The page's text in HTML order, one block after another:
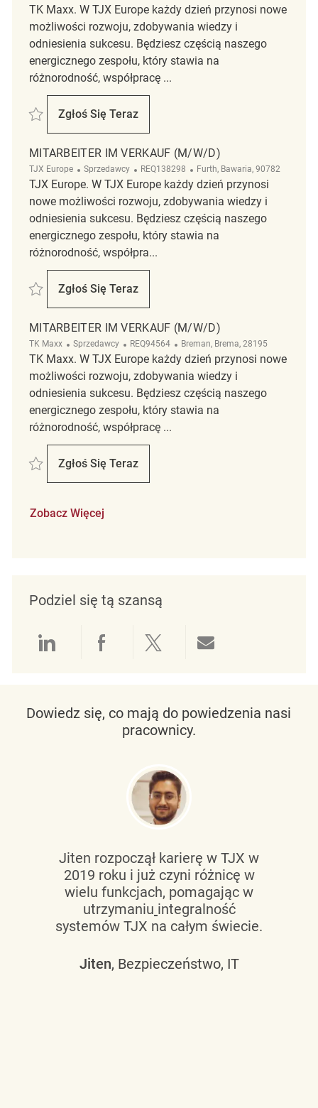
TK Maxx. W TJX Europe każdy dzień przynosi nowe
możliwości rozwoju, zdobywania wiedzy i
odniesienia sukcesu. Będziesz częścią naszego
energicznego zespołu, który stawia na
różnorodność, współpracę ...
Zapisać Mitarbeiter im Verkauf (m/w/d) REQ132446
Zgłoś Się Teraz
Mitarbeiter Im Verkauf (m/w/d)
MITARBEITER IM VERKAUF (M/W/D)
TJX Europe Kategoria
Sprzedawcy ReqId
REQ138298 Lokalizacja
Furth, Bawaria, 90782
TJX Europe. W TJX Europe każdy dzień przynosi
nowe możliwości rozwoju, zdobywania wiedzy i
odniesienia sukcesu. Będziesz częścią naszego
energicznego zespołu, który stawia na
różnorodność, współpra...
Zapisać Mitarbeiter im Verkauf (m/w/d) REQ138298
Zgłoś Się Teraz
Mitarbeiter Im Verkauf (m/w/d)
MITARBEITER IM VERKAUF (M/W/D)
TK Maxx Kategoria
Sprzedawcy ReqId
REQ94564 Lokalizacja
Breman, Brema, 28195
TK Maxx. W TJX Europe każdy dzień przynosi nowe
możliwości rozwoju, zdobywania wiedzy i
odniesienia sukcesu. Będziesz częścią naszego
energicznego zespołu, który stawia na
różnorodność, współpracę ...
Zapisać Mitarbeiter im Verkauf (m/w/d) REQ94564
Zgłoś Się Teraz
Mitarbeiter Im Verkauf (m/w/d)
Zobacz Więcej
Podziel się tą szansą
Udostępnianie przez LinkedIn
Udostępnianie przez
Udostępnij przez
Dowiedz się, co mają do powiedzenia nasi
pracownicy.
Jiten rozpoczął karierę w TJX w
2019 roku i już czyni różnicę w
wielu funkcjach, pomagając w
utrzymaniu integralność
systemów TJX na całym świecie.
Jiten, Bezpieczeństwo, IT